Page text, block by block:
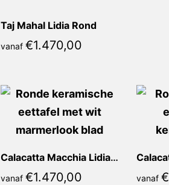
Taj Mahal Lidia Rond
vanaf €1.470,00
Calacatta Macchia Lidia Rond
vanaf €1.470,00 vanaf €